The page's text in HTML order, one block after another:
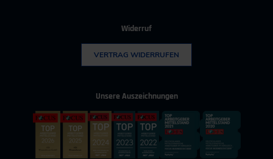
Widerruf
VERTRAG WIDERRUFEN
Unsere Auszeichnungen